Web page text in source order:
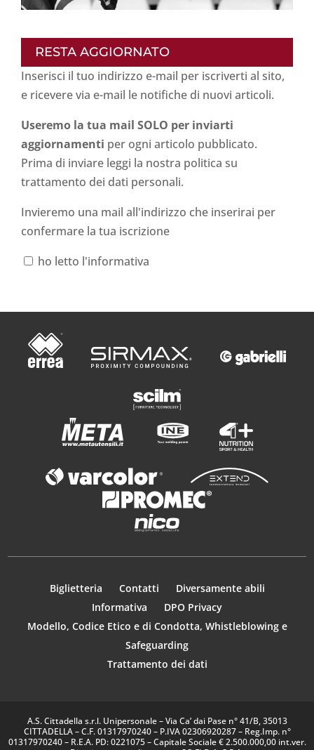
RESTA AGGIORNATO
Inserisci il tuo indirizzo e-mail per iscriverti al sito,
e ricevere via e-mail le notifiche di nuovi articoli.
Useremo la tua mail SOLO per inviarti
aggiornamenti per ogni articolo pubblicato.
Prima di inviare leggi la nostra politica su
trattamento dei dati personali.
Invieremo una mail all'indirizzo che inserirai per
confermare la tua iscrizione
ho letto l'informativa
Biglietteria Contatti
Diversamente abili
Informativa
DPO Privacy
Modello, Codice Etico e di Condotta, Whistleblowing e
Safeguarding
Trattamento dei dati
A.S. Cittadella s.r.l. Unipersonale – Via Ca’ dai Pase n° 41/B, 35013
CITTADELLA – C.F. 01317970240 – P.IVA 02306920287 – Reg.Imp. n°
01317970240 – R.E.A. PD: 0221075 – Capitale Sociale € 2.500.000,00 int.ver.